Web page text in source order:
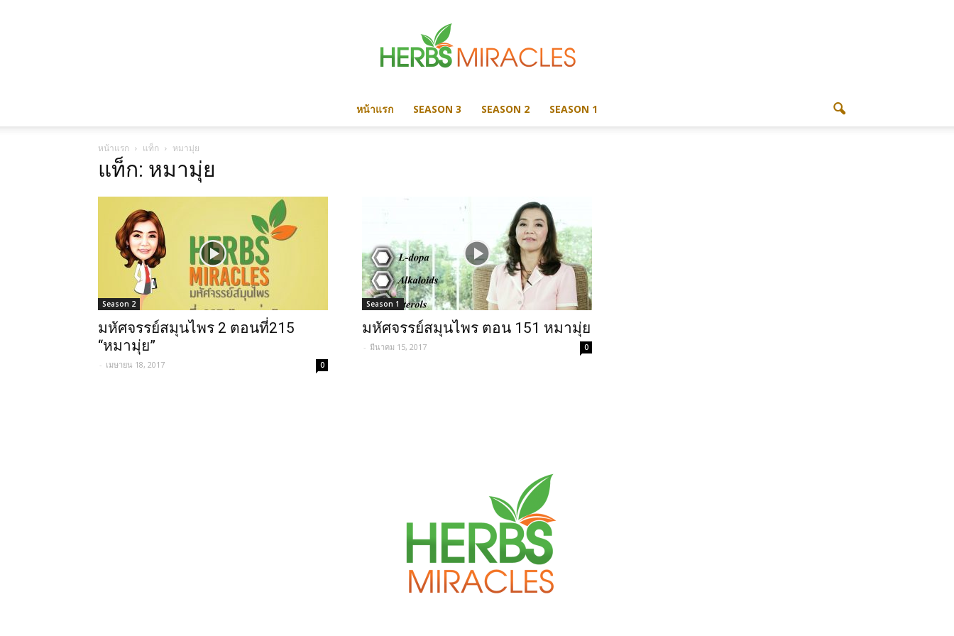
Miracles
หน้าแรก SEASON 3 SEASON 2 SEASON 1
หน้าแรก แท็ก หมามุ่ย
แท็ก: หมามุ่ย
Season 2
มหัศจรรย์สมุนไพร 2 ตอนที่215
“หมามุ่ย”
- เมษายน 18, 2017 0
Season 1
มหัศจรรย์สมุนไพร ตอน 151 หมามุ่ย
- มีนาคม 15, 2017 0